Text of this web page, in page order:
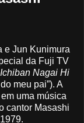
e Jun Kunimura
da Fuji TV
Nagai Hi
meu pai”). A
uma música
cantor Masashi